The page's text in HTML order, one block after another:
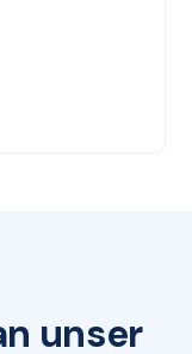
unser